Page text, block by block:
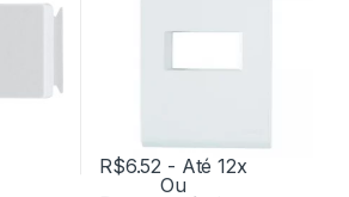
R$6.52 - Até 12x
Ou